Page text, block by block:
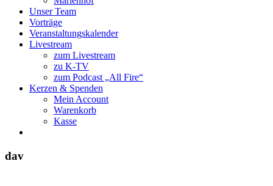
Unser Team
Vorträge
Veranstaltungskalender
Livestream
zum Livestream
zu K-TV
zum Podcast „All Fire“
Kerzen & Spenden
Mein Account
Warenkorb
Kasse
dav